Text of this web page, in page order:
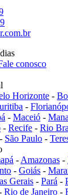
conosco
Horizonte -
-
- Maceió -
- Recife - Rio
- São Paulo -
- Amazonas -
- Goiás -
Gerais - Pará -
Rio de Janeiro -